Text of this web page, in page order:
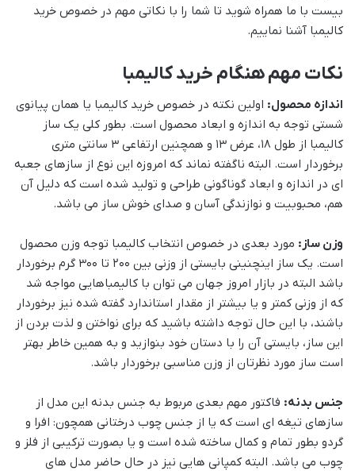
بیست با ما همراه شوید تا شما را با نکاتی مهم در خصوص خرید
کالیمبا آشنا نماییم.
نکات مهم هنگام خرید کالیمبا
اندازه محصول: اولین نکته در خصوص خرید کالیمبا یا همان پیانوی
شستی توجه به اندازه و ابعاد محصول است. بطور کلی یک ساز
کالیمبا از طول 18، عرض 13 و همچنین ارتفاعی 3 سانتی متری
برخوردار است. البته ناگفته نماند که امروزه این نوع از سازهای جعبه
ای در اندازه و ابعاد گوناگونی طراحی و تولید شده است که دلیل آن
هم، محبوبیت و نوازندگی آسان و صدای خوش ساز می باشد.
وزن ساز: مورد بعدی در خصوص انتخاب کالیمبا توجه وزن محصول
است. یک ساز اینچنینی بایستی از وزنی بین 200 تا 300 گرم برخوردار
باشد البته در بازار امروز جهان می توان با کالیمباهایی مواجه شد
که از وزنی کمتر و یا بیشتر از مقدار استاندارد گفته شده نیز برخوردار
باشند، با این حال توجه داشته باشید که برای نواختن و لذت بردن از
این ساز، بایستی آن را با دستان خود بنوازید و به همین خاطر بهتر
است ساز مورد نظرتان از وزن مناسبی برخوردار باشد.
جنس بدنه: فاکتور مهم بعدی مربوط به جنس بدنه این مدل از
سازهای تیغه ای است که یا از جنس چوب درختانی همچون: افرا و
گردو بطور تمام و کمال ساخته شده است و یا بصورت ترکیبی از فلز و
چوب می باشد. البته کمپانی هایی نیز در حال حاضر مدل های